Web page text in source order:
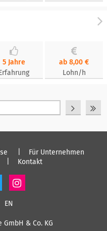
5 Jahre
ab 8,00 €
Lohn/h
Für Unternehmen
Kontakt
EN
& Co. KG